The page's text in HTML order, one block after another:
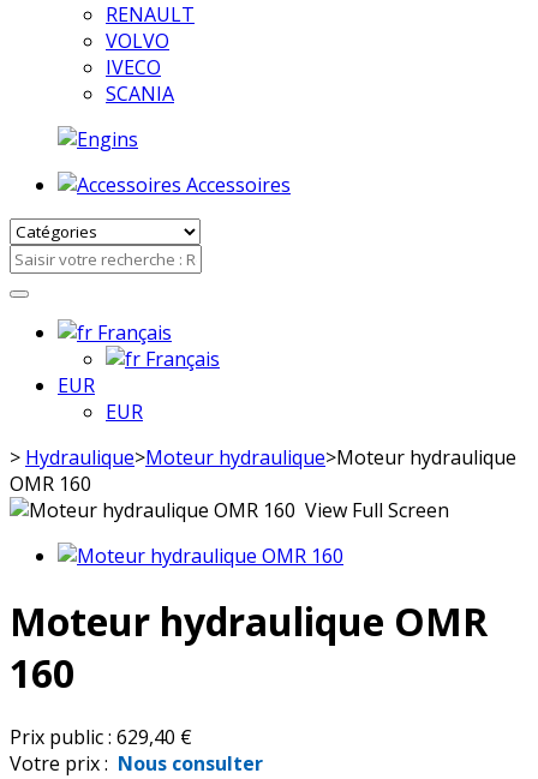
RENAULT
VOLVO
IVECO
SCANIA
Accessoires
Français
Français
EUR
EUR
> Hydraulique>Moteur hydraulique>Moteur hydraulique
OMR 160
View Full Screen
Moteur hydraulique OMR
160
Prix public : 629,40 €
Votre prix : Nous consulter